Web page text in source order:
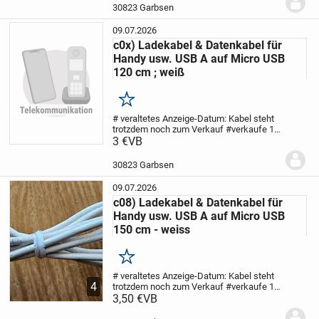
damit einverstanden, auf alle Haftungs- und
Gewährleistungsansprüche (Garantie)
sowie Rückgaberechte oder Widerrufsrechte, die sich aus
dem Erwerb von Gebrauchtwaren nach neuem EU-Recht
ergeben, völlig zu verzichten
Bitte um Verständnis…!
Für ihre Zufriedenheit bin ich stets bemüht und stehe für
Fragen gerne zur Verfügung
▶️ Bitte beachten Sie auch meine anderen Annoncen
▶️ Alle Artikeln stehen so lange zum Verkauf, wie die
Anzeige online ist
▶️ Bei Interesse einfach unter der betreffenden Annonce
melden
____________________________________________________________
Datenübertragung von einem Gerät zum
anderen...
30823 Garbsen
09.07.2026
c0x) Ladekabel & Datenkabel für
Handy usw. USB A auf Micro USB
120 cm ; weiß
Merken
# veraltetes Anzeige-Datum: Kabel steht
trotzdem noch zum Verkauf #verkaufe 1
wenig genutztes Ladekabel & Datenkabel
Datenübertragung von einem Gerät zum
anderen...
3 €VB
30823 Garbsen
4
09.07.2026
c08) Ladekabel & Datenkabel für
Handy usw. USB A auf Micro USB
150 cm - weiss
Merken
# veraltetes Anzeige-Datum: Kabel steht
trotzdem noch zum Verkauf #verkaufe 1
wenig genutztes Ladekabel & Datenkabel
3,50 €VB